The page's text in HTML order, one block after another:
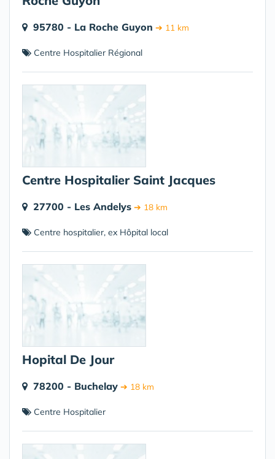
95780 - La Roche Guyon ➔ 11 km
Centre Hospitalier Régional
Centre Hospitalier Saint Jacques
27700 - Les Andelys ➔ 18 km
Centre hospitalier, ex Hôpital local
Hopital De Jour
78200 - Buchelay ➔ 18 km
Centre Hospitalier